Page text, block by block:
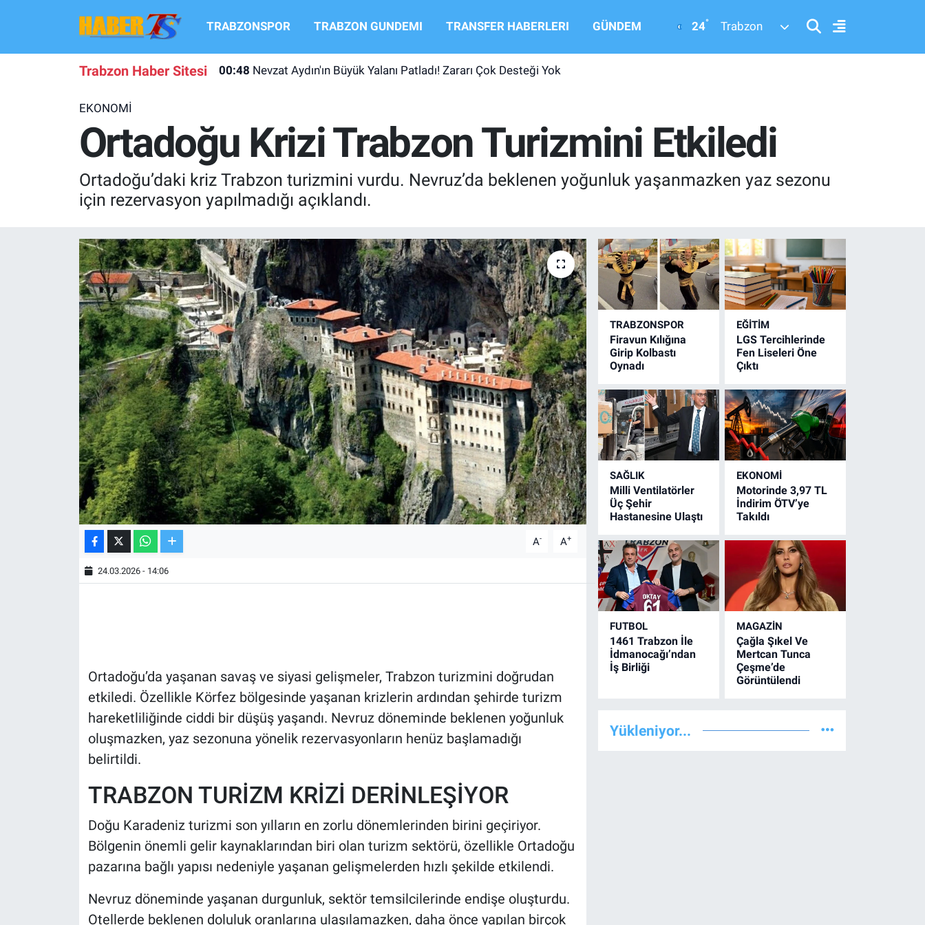
TRABZONSPOR TRABZON GUNDEMI TRANSFER HABERLERI GÜNDEM 24° Trabzon
Trabzon Haber Sitesi 00:48 Nevzat Aydın'ın Büyük Yalanı Patladı! Zararı Çok Desteği Yok
EKONOMİ
Ortadoğu Krizi Trabzon Turizmini Etkiledi
Ortadoğu’daki kriz Trabzon turizmini vurdu. Nevruz’da beklenen yoğunluk yaşanmazken yaz sezonu
için rezervasyon yapılmadığı açıklandı.
A- A+
24.03.2026 - 14:06
Ortadoğu’da yaşanan savaş ve siyasi gelişmeler, Trabzon turizmini doğrudan
etkiledi. Özellikle Körfez bölgesinde yaşanan krizlerin ardından şehirde turizm
hareketliliğinde ciddi bir düşüş yaşandı. Nevruz döneminde beklenen yoğunluk
oluşmazken, yaz sezonuna yönelik rezervasyonların henüz başlamadığı
belirtildi.
TRABZON TURİZM KRİZİ DERİNLEŞİYOR
Doğu Karadeniz turizmi son yılların en zorlu dönemlerinden birini geçiriyor.
Bölgenin önemli gelir kaynaklarından biri olan turizm sektörü, özellikle Ortadoğu
pazarına bağlı yapısı nedeniyle yaşanan gelişmelerden hızlı şekilde etkilendi.
Nevruz döneminde yaşanan durgunluk, sektör temsilcilerinde endişe oluşturdu.
Otellerde beklenen doluluk oranlarına ulaşılamazken, daha önce yapılan birçok
TRABZONSPOR
Firavun Kılığına
Girip Kolbastı
Oynadı
EĞİTİM
LGS Tercihlerinde
Fen Liseleri Öne
Çıktı
SAĞLIK
Milli Ventilatörler
Üç Şehir
Hastanesine Ulaştı
EKONOMİ
Motorinde 3,97 TL
İndirim ÖTV’ye
Takıldı
FUTBOL
1461 Trabzon İle
İdmanocağı’ndan
İş Birliği
MAGAZİN
Çağla Şıkel Ve
Mertcan Tunca
Çeşme’de
Görüntülendi
Yükleniyor...
TRABZONSPOR
TRANSFER HABERLERI
KULİS MEYDANI
FUTBOL
ALT LIGLER
TV VE SİNEMA
BASKETBOL
SAĞLIK
KÜLTÜR SANAT
EKONOMİ
POLİTİKA
MAGAZİN
Bilim, Teknoloji
Hava Durumu
Süper Lig Puan Durumu ve Fikstür
Tüm Manşetler
Son Dakika Haberleri